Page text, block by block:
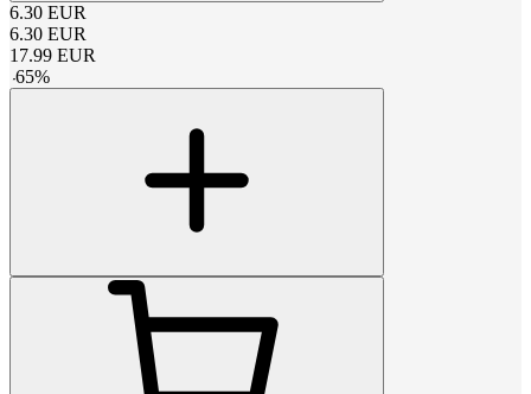
6.30 EUR
6.30 EUR
17.99 EUR
-65%